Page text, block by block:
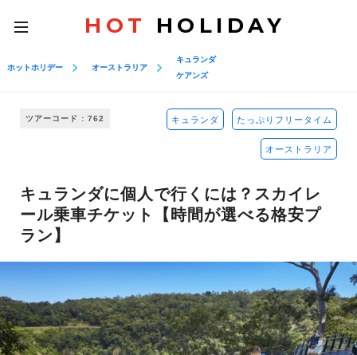
toggle
navigation
HOT HOLIDAY
ホットホリデー オーストラリア
キュランダ
ケアンズ
ツアーコード : 762 キュランダ たっぷりフリータイム
オーストラリア
キュランダに個人で行くには？スカイレ
ール乗車チケット【時間が選べる格安プ
ラン】